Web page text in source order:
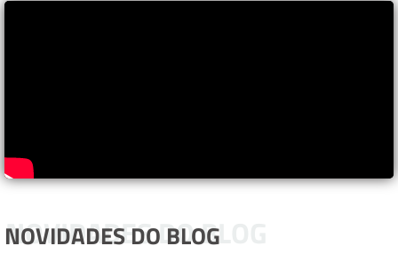
NOVIDADES DO BLOG
NOVIDADES DO BLOG